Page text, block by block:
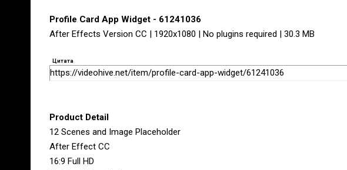
Profile Card App Widget - 61241036
After Effects Version CC | 1920x1080 | No plugins required | 30.3 MB
Цитата
https://videohive.net/item/profile-card-app-widget/61241036
Product Detail
12 Scenes and Image Placeholder
After Effect CC
16:9 Full HD